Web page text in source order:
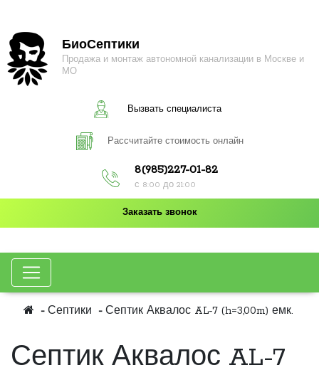
БиоСептики
Продажа и монтаж автономной канализации в Москве и
МО
Вызвать специалиста
Рассчитайте стоимость онлайн
8(985)227-01-82
с 8:00 до 21:00
Заказать звонок
Септики Септик Аквалос AL-7 (h=3,00m) емк.
Септик Аквалос AL-7